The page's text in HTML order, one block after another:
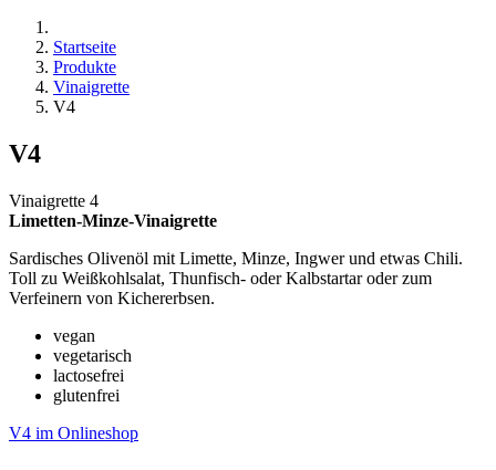
Startseite
Produkte
Vinaigrette
V4
V4
Vinaigrette 4
Limetten-Minze-Vinaigrette
Sardisches Olivenöl mit Limette, Minze, Ingwer und etwas Chili.
Toll zu Weißkohlsalat, Thunfisch- oder Kalbstartar oder zum
Verfeinern von Kichererbsen.
vegan
vegetarisch
lactosefrei
glutenfrei
V4 im Onlineshop